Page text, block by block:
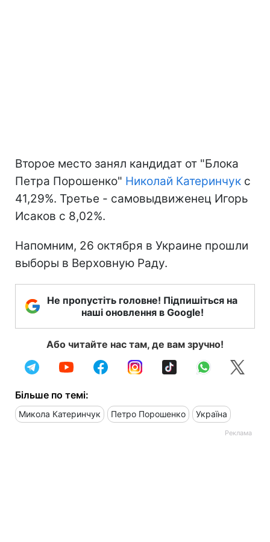
Второе место занял кандидат от "Блока
Петра Порошенко" Николай Катеринчук с
41,29%. Третье - самовыдвиженец Игорь
Исаков с 8,02%.
Напомним, 26 октября в Украине прошли
выборы в Верховную Раду.
Не пропустіть головне! Підпишіться на
наші оновлення в Google!
Або читайте нас там, де вам зручно!
Більше по темі:
Микола Катеринчук Петро Порошенко Україна